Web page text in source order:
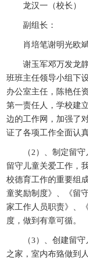
龙汉一（校长）
副组长：
肖培笔谢明光欧斌
谢玉军邓万发龙静
班班主任领导小组下
办公室主任，陈艳任
第一责任人，学校建
边的工作网，加强了
证了各项工作全面认
（2）、制定留守
留守儿童关爱工作，
校德育工作的重要组
童奖励制度》、《留
家工作人员职责》、
度，做到有章可循。
（3）、创建留守
之家，室内布臵做到